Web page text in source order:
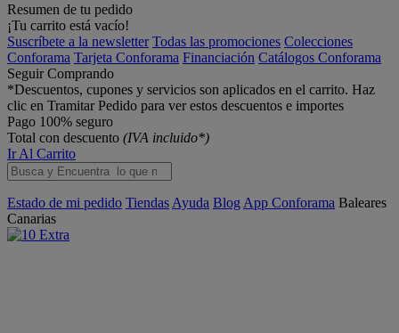
Resumen de tu pedido
¡Tu carrito está vacío!
Suscríbete a la newsletter Todas las promociones Colecciones
Conforama Tarjeta Conforama Financiación Catálogos Conforama
Seguir Comprando
*Descuentos, cupones y servicios son aplicados en el carrito. Haz
clic en Tramitar Pedido para ver estos descuentos e importes
Pago 100% seguro
Total con descuento (IVA incluido*)
Ir Al Carrito
Estado de mi pedido Tiendas Ayuda Blog App Conforama Baleares
Canarias